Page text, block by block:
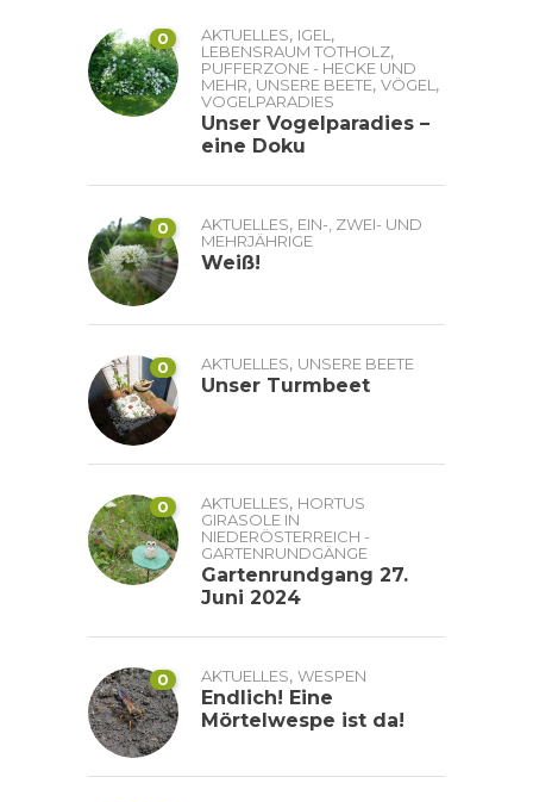
0 AKTUELLES, IGEL ,
LEBENSRAUM TOTHOLZ,
PUFFERZONE - HECKE UND
MEHR, UNSERE BEETE, VÖGEL ,
VOGELPARADIES
Unser Vogelparadies –
eine Doku
0 AKTUELLES, EIN-, ZWEI- UND
MEHRJÄHRIGE
Weiß!
0 AKTUELLES, UNSERE BEETE
Unser Turmbeet
0 AKTUELLES, HORTUS
GIRASOLE IN
NIEDERÖSTERREICH -
GARTENRUNDGÄNGE
Gartenrundgang 27.
Juni 2024
0 AKTUELLES, WESPEN
Endlich! Eine
Mörtelwespe ist da!